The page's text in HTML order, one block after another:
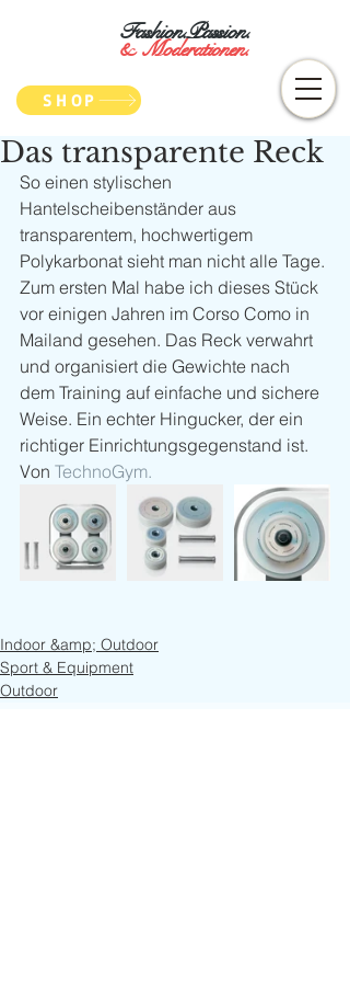
Fashion.Passion.
&Moderationen.
SHOP
Das transparente Reck
So einen stylischen
Hantelscheibenständer aus
transparentem, hochwertigem
Polykarbonat sieht man nicht alle Tage.
Zum ersten Mal habe ich dieses Stück
vor einigen Jahren im Corso Como in
Mailand gesehen. Das Reck verwahrt
und organisiert die Gewichte nach
dem Training auf einfache und sichere
Weise. Ein echter Hingucker, der ein
richtiger Einrichtungsgegenstand ist.
Von TechnoGym.
Indoor &amp; Outdoor
Sport & Equipment
Outdoor